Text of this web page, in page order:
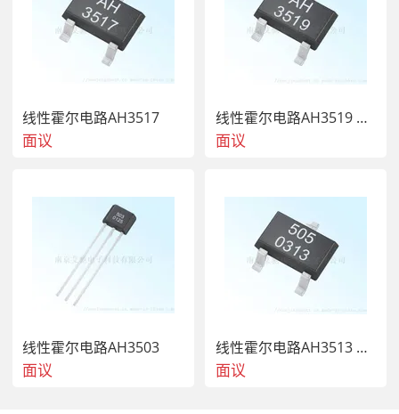
SOT-23-3L（M型）和 TO-92UA（UA型），均采用
特点
△ 工作电压范围 : 3.5 ~ 10.5V
线性霍尔电路AH3517
面议
线性霍尔电路AH3519 霍尔开关
面议
线性霍尔电路AH3503
面议
线性霍尔电路AH3513 霍尔开关
面议